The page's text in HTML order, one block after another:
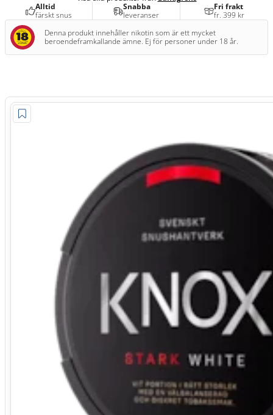
Alltid
färskt snus
Snabba
leveranser
Fri frakt
fr. 399 kr
Denna produkt innehåller nikotin som är ett mycket
beroendeframkallande ämne. Ej för personer under 18 år.